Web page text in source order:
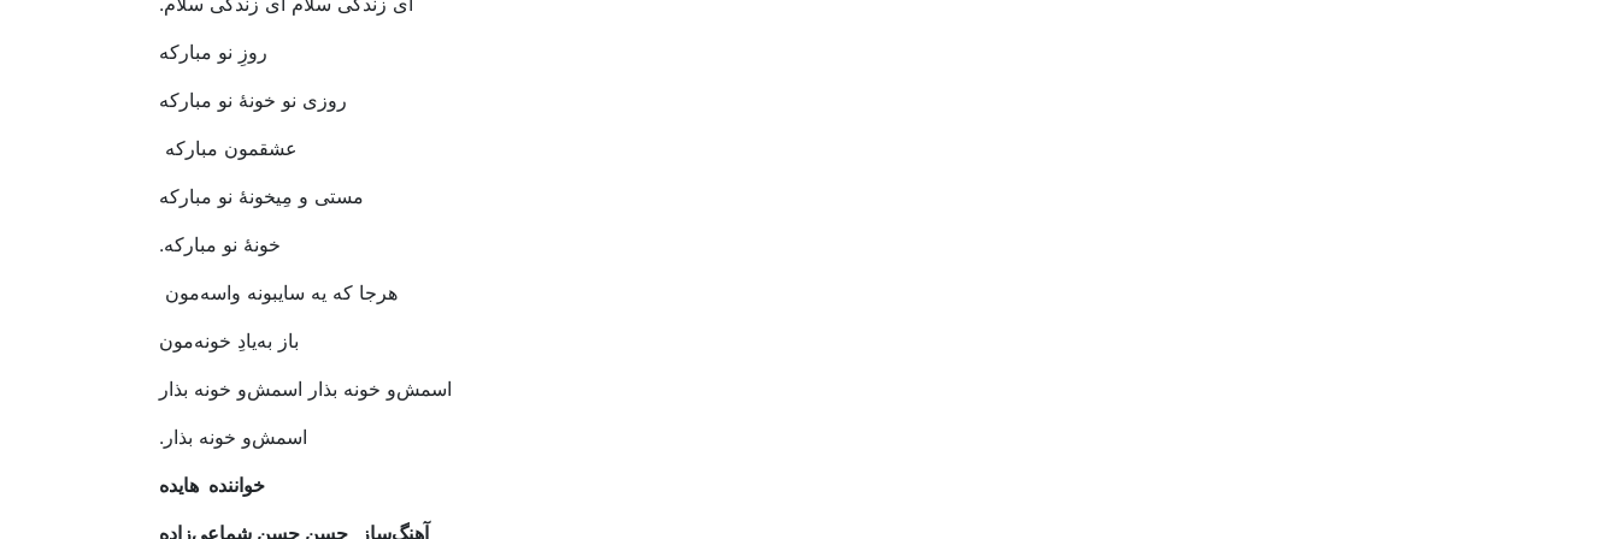
روزِ‭ ‬نو‭ ‬مبارکه
روزی‭ ‬نو‭ ‬خونۀ‭ ‬نو‭ ‬مبارکه
عشقمون‭ ‬مبارکه‭ ‬
مستی‭ ‬و‭ ‬مِیخونۀ‭ ‬نو‭ ‬مبارکه
خونۀ‭ ‬نو‭ ‬مبارکه‭.‬
هرجا‭ ‬که‭ ‬یه‭ ‬سایبونه‭ ‬واسه‌مون‭ ‬
باز‭ ‬به‌یادِ‭ ‬خونه‌مون
اسمش‌و‭ ‬خونه‭ ‬بذار‭ ‬اسمش‌و‭ ‬خونه‭ ‬بذار
اسمش‌و‭ ‬خونه‭ ‬بذار‭.‬
خواننده‭ هایده
آهنگ‌ساز
حسن‭ ‬حسن‭ ‬شماعی‌زاده